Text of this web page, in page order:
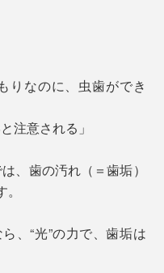
りなのに、虫歯ができ
注意される」
、歯の汚れ（＝歯垢）
、“光”の力で、歯垢は